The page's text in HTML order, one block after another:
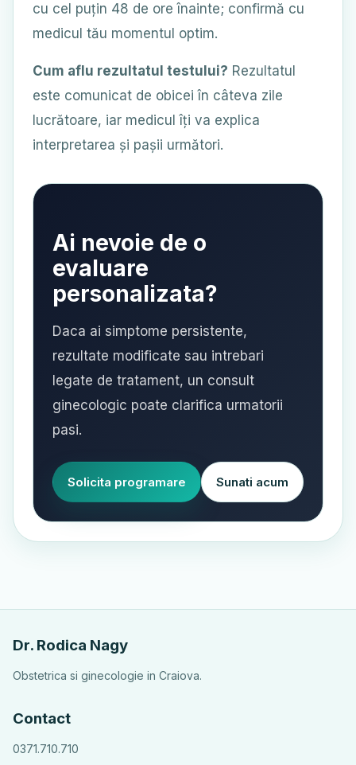
cu cel puțin 48 de ore înainte; confirmă cu
medicul tău momentul optim.
Cum aflu rezultatul testului? Rezultatul
este comunicat de obicei în câteva zile
lucrătoare, iar medicul îți va explica
interpretarea și pașii următori.
Ai nevoie de o
evaluare
personalizata?
Daca ai simptome persistente,
rezultate modificate sau intrebari
legate de tratament, un consult
ginecologic poate clarifica urmatorii
pasi.
Solicita programare Sunati acum
Dr. Rodica Nagy
Obstetrica si ginecologie in Craiova.
Contact
0371.710.710